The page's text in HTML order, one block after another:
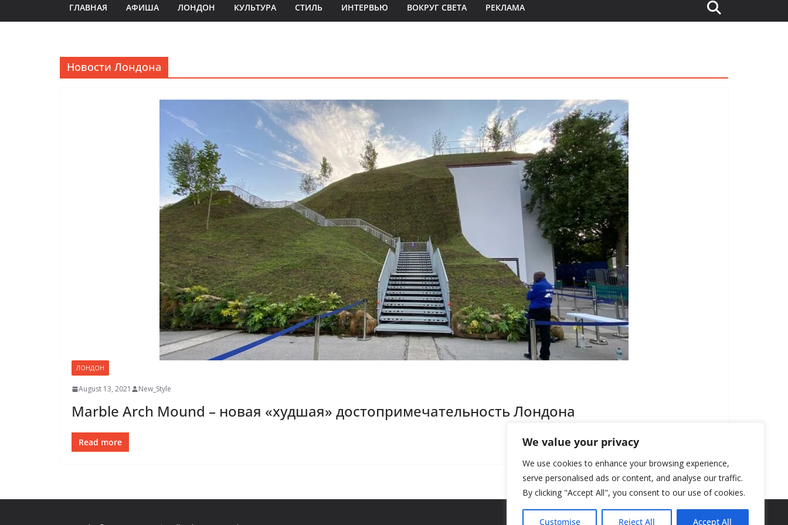
We value your privacy
We use cookies to enhance your browsing experience,
serve personalised ads or content, and analyse our traffic.
By clicking "Accept All", you consent to our use of cookies.
Customise Reject All Accept All
ГЛАВНАЯ АФИША ЛОНДОН КУЛЬТУРА СТИЛЬ ИНТЕРВЬЮ ВОКРУГ СВЕТА РЕКЛАМА
Новости Лондона
ЛОНДОН
August 13, 2021 New_Style
Marble Arch Mound – новая «худшая» достопримечательность Лондона
Read more